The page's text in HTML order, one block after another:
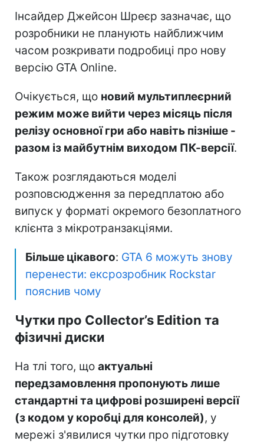
Інсайдер Джейсон Шреєр зазначає, що
розробники не планують найближчим
часом розкривати подробиці про нову
версію GTA Online.
Очікується, що новий мультиплеєрний
режим може вийти через місяць після
релізу основної гри або навіть пізніше -
разом із майбутнім виходом ПК-версії.
Також розглядаються моделі
розповсюдження за передплатою або
випуск у форматі окремого безоплатного
клієнта з мікротранзакціями.
Більше цікавого: GTA 6 можуть знову
перенести: ексрозробник Rockstar
пояснив чому
Чутки про Collector’s Edition та
фізичні диски
На тлі того, що актуальні
передзамовлення пропонують лише
стандартні та цифрові розширені версії
(з кодом у коробці для консолей), у
мережі з'явилися чутки про підготовку